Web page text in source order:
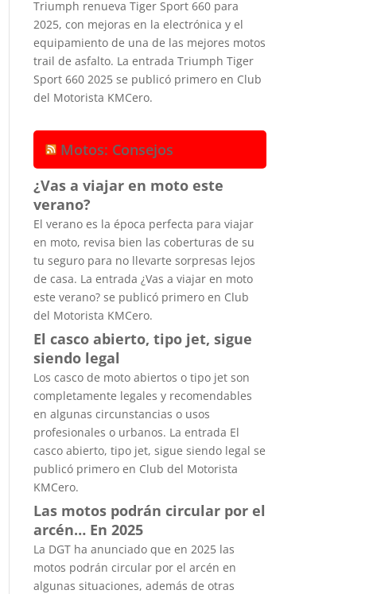
Triumph renueva Tiger Sport 660 para
2025, con mejoras en la electrónica y el
equipamiento de una de las mejores motos
trail de asfalto. La entrada Triumph Tiger
Sport 660 2025 se publicó primero en Club
del Motorista KMCero.
Motos: Consejos
¿Vas a viajar en moto este
verano?
El verano es la época perfecta para viajar
en moto, revisa bien las coberturas de su
tu seguro para no llevarte sorpresas lejos
de casa. La entrada ¿Vas a viajar en moto
este verano? se publicó primero en Club
del Motorista KMCero.
El casco abierto, tipo jet, sigue
siendo legal
Los casco de moto abiertos o tipo jet son
completamente legales y recomendables
en algunas circunstancias o usos
profesionales o urbanos. La entrada El
casco abierto, tipo jet, sigue siendo legal se
publicó primero en Club del Motorista
KMCero.
Las motos podrán circular por el
arcén… En 2025
La DGT ha anunciado que en 2025 las
motos podrán circular por el arcén en
algunas situaciones, además de otras